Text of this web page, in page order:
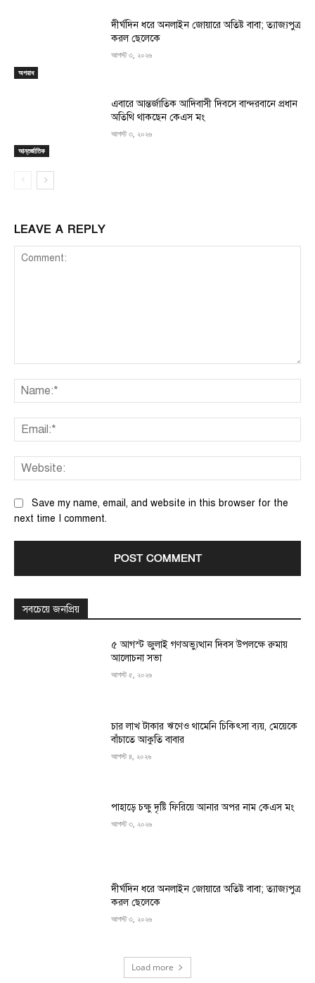
অপরাধ
দীর্ঘদিন ধরে অনলাইন জোয়ারে অতিষ্ট বাবা; ত্যাজ্যপুত্র
করল ছেলেকে
আগস্ট ৩, ২০২৬
আন্তর্জাতিক
এবারে আন্তর্জাতিক আদিবাসী দিবসে বান্দরবানে প্রধান
অতিথি থাকছেন কেএস মং
আগস্ট ৩, ২০২৬
LEAVE A REPLY
Save my name, email, and website in this browser for the
next time I comment.
সবচেয়ে জনপ্রিয়
৫ আগস্ট জুলাই গণঅভ্যুত্থান দিবস উপলক্ষে রুমায়
আলোচনা সভা
আগস্ট ৫, ২০২৬
চার লাখ টাকার ঋণেও থামেনি চিকিৎসা ব্যয়, মেয়েকে
বাঁচাতে আকুতি বাবার
আগস্ট ৪, ২০২৬
পাহাড়ে চক্ষু দৃষ্টি ফিরিয়ে আনার অপর নাম কেএস মং
আগস্ট ৩, ২০২৬
দীর্ঘদিন ধরে অনলাইন জোয়ারে অতিষ্ট বাবা; ত্যাজ্যপুত্র
করল ছেলেকে
আগস্ট ৩, ২০২৬
Load more